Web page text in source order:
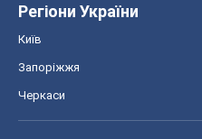
Регіони України
Київ
Запоріжжя
Черкаси